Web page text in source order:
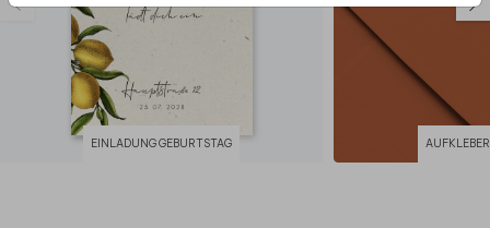
EINLADUNG GEBURTSTAG